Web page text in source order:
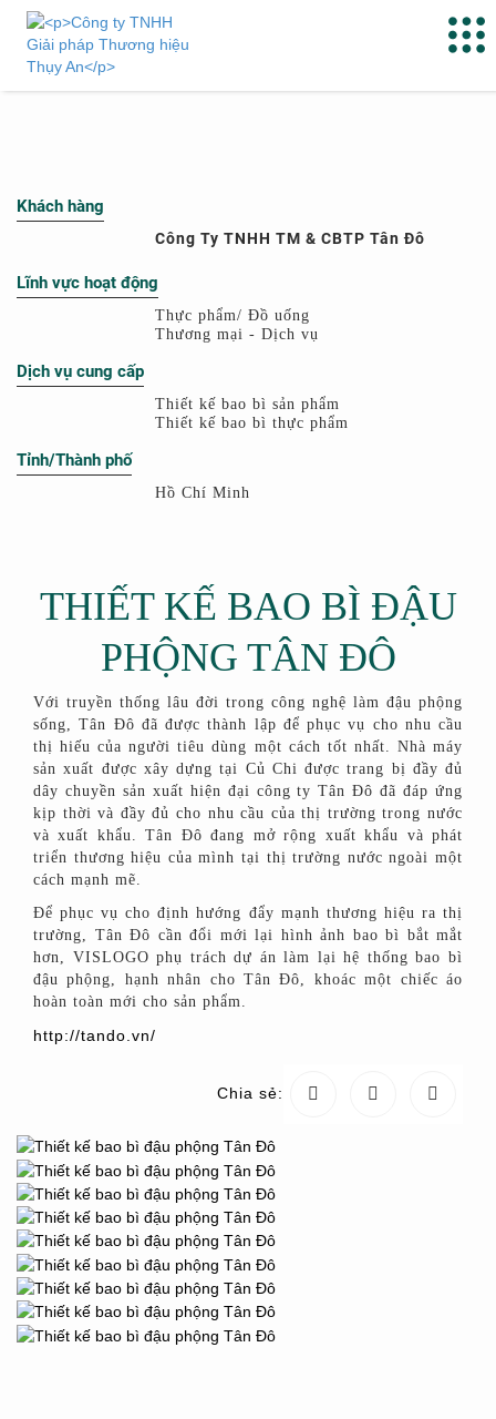
Khách hàng
Công Ty TNHH TM & CBTP Tân Đô
Lĩnh vực hoạt động
Thực phẩm/ Đồ uống
Thương mại - Dịch vụ
Dịch vụ cung cấp
Thiết kế bao bì sản phẩm
Thiết kế bao bì thực phẩm
Tỉnh/Thành phố
Hồ Chí Minh
THIẾT KẾ BAO BÌ ĐẬU
PHỘNG TÂN ĐÔ
Với truyền thống lâu đời trong công nghệ làm đậu phộng
sống, Tân Đô đã được thành lập để phục vụ cho nhu cầu
thị hiếu của người tiêu dùng một cách tốt nhất. Nhà máy
sản xuất được xây dựng tại Củ Chi được trang bị đầy đủ
dây chuyền sản xuất hiện đại công ty Tân Đô đã đáp ứng
kịp thời và đầy đủ cho nhu cầu của thị trường trong nước
và xuất khẩu. Tân Đô đang mở rộng xuất khẩu và phát
triển thương hiệu của mình tại thị trường nước ngoài một
cách mạnh mẽ.
Để phục vụ cho định hướng đẩy mạnh thương hiệu ra thị
trường, Tân Đô cần đổi mới lại hình ảnh bao bì bắt mắt
hơn, VISLOGO phụ trách dự án làm lại hệ thống bao bì
đậu phộng, hạnh nhân cho Tân Đô, khoác một chiếc áo
hoàn toàn mới cho sản phẩm.
http://tando.vn/
Chia sẻ: